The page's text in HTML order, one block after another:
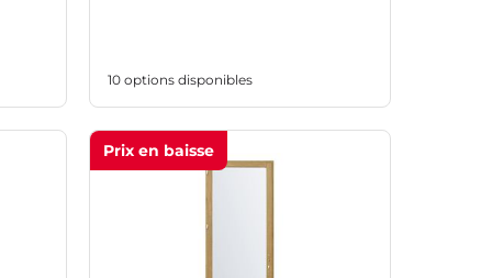
10 options disponibles
Prix en baisse